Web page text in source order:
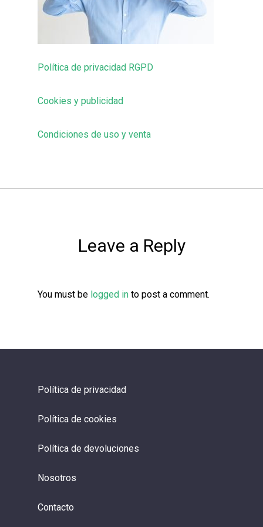
Política de privacidad RGPD
Cookies y publicidad
Condiciones de uso y venta
Leave a Reply
You must be logged in to post a comment.
Política de privacidad
Política de cookies
Política de devoluciones
Nosotros
Contacto